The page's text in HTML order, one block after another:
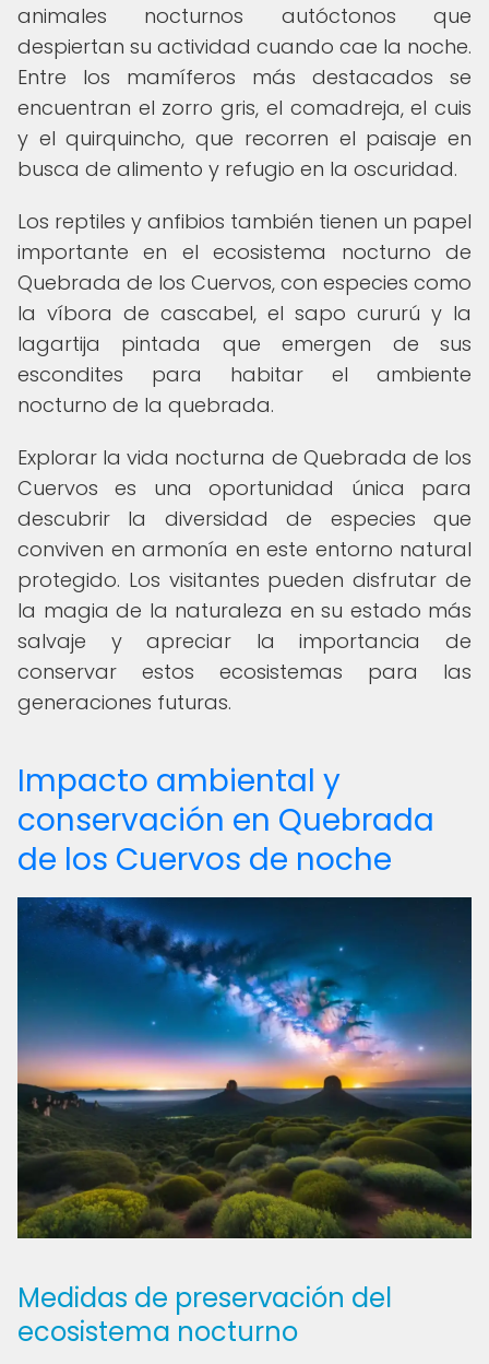
animales nocturnos autóctonos que
despiertan su actividad cuando cae la noche.
Entre los mamíferos más destacados se
encuentran el zorro gris, el comadreja, el cuis
y el quirquincho, que recorren el paisaje en
busca de alimento y refugio en la oscuridad.
Los reptiles y anfibios también tienen un papel
importante en el ecosistema nocturno de
Quebrada de los Cuervos, con especies como
la víbora de cascabel, el sapo cururú y la
lagartija pintada que emergen de sus
escondites para habitar el ambiente
nocturno de la quebrada.
Explorar la vida nocturna de Quebrada de los
Cuervos es una oportunidad única para
descubrir la diversidad de especies que
conviven en armonía en este entorno natural
protegido. Los visitantes pueden disfrutar de
la magia de la naturaleza en su estado más
salvaje y apreciar la importancia de
conservar estos ecosistemas para las
generaciones futuras.
Impacto ambiental y
conservación en Quebrada
de los Cuervos de noche
Medidas de preservación del
ecosistema nocturno